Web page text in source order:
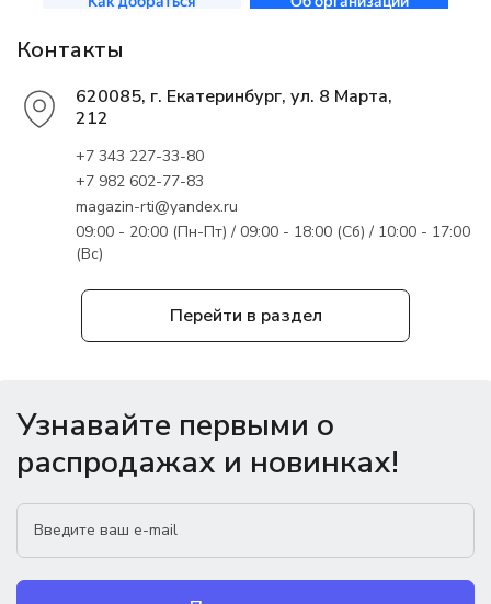
Перейти в раздел
Контакты
620085, г. Екатеринбург, ул. 8 Марта,
212
+7 343 227-33-80
+7 982 602-77-83
magazin-rti@yandex.ru
09:00 - 20:00 (Пн-Пт) / 09:00 - 18:00 (Сб) / 10:00 - 17:00
(Вс)
Узнавайте первыми о
распродажах и новинках!